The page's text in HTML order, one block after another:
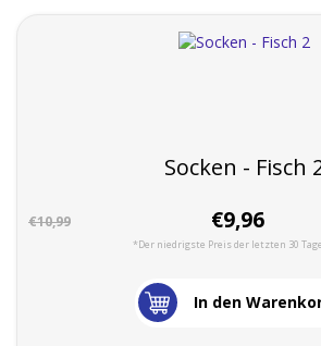
Socken - Fisch
€10,99 €9,96
*Der niedrigste Preis der letzten 30
In den